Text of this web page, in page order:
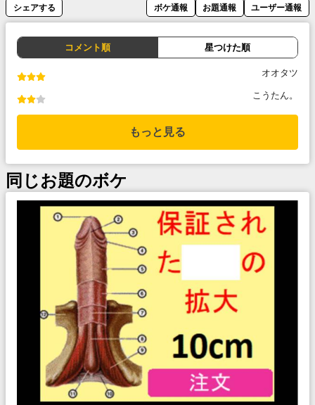
シェアする ボケ通報 お題通報 ユーザー通報
コメント順 星つけた順
オオタツ
こうたん。
もっと見る
同じお題のボケ